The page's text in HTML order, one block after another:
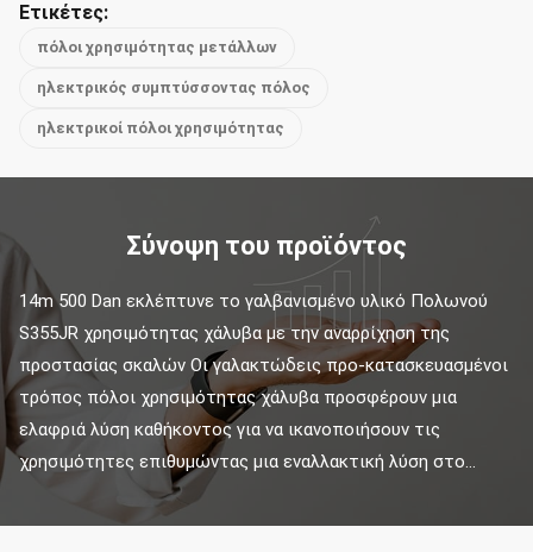
Ετικέτες:
πόλοι χρησιμότητας μετάλλων
ηλεκτρικός συμπτύσσοντας πόλος
ηλεκτρικοί πόλοι χρησιμότητας
Σύνοψη του προϊόντος
14m 500 Dan εκλέπτυνε το γαλβανισμένο υλικό Πολωνού
S355JR χρησιμότητας χάλυβα με την αναρρίχηση της
προστασίας σκαλών Οι γαλακτώδεις προ-κατασκευασμένοι
τρόπος πόλοι χρησιμότητας χάλυβα προσφέρουν μια
ελαφριά λύση καθήκοντος για να ικανοποιήσουν τις
χρησιμότητες επιθυμώντας μια εναλλακτική λύση στο...